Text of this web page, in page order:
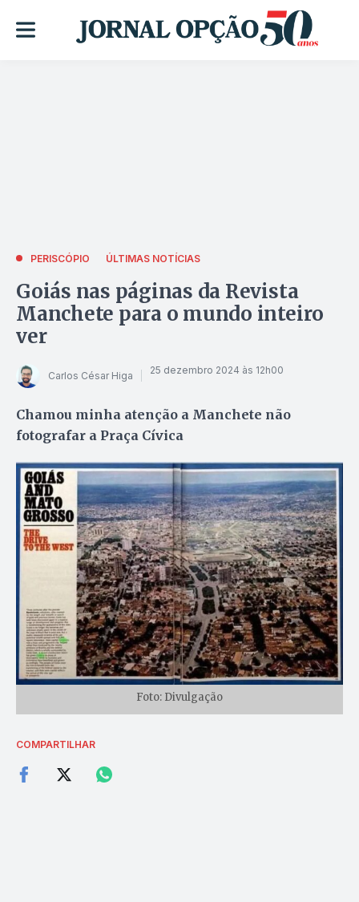
PERISCÓPIO ÚLTIMAS NOTÍCIAS
Goiás nas páginas da Revista
Manchete para o mundo inteiro
ver
Carlos César Higa 25 dezembro 2024 às 12h00
Chamou minha atenção a Manchete não
fotografar a Praça Cívica
Foto: Divulgação
COMPARTILHAR